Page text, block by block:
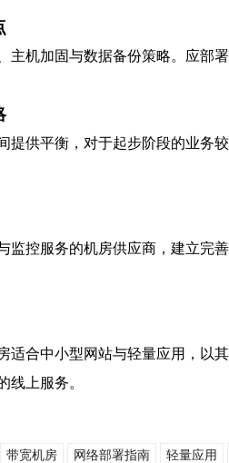
主机加固与数据备份策略。应部
提供平衡，对于起步阶段的业务
监控服务的机房供应商，建立完
适合中小型网站与轻量应用，以
线上服务。
带宽机房 网络部署指南 轻量应用